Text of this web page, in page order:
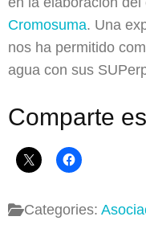
Cromosuma. Una
nos ha permitido
agua con sus
Comparte
Categories: